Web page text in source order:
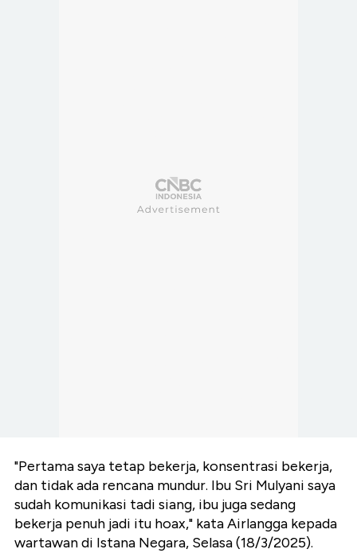
"Pertama saya tetap bekerja, konsentrasi bekerja,
dan tidak ada rencana mundur. Ibu Sri Mulyani saya
sudah komunikasi tadi siang, ibu juga sedang
bekerja penuh jadi itu hoax," kata Airlangga kepada
wartawan di Istana Negara, Selasa (18/3/2025).